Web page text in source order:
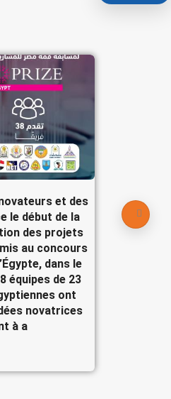
et des
le début de la
des projets
au concours
dans le
équipes de 23
ont
novatrices
à a